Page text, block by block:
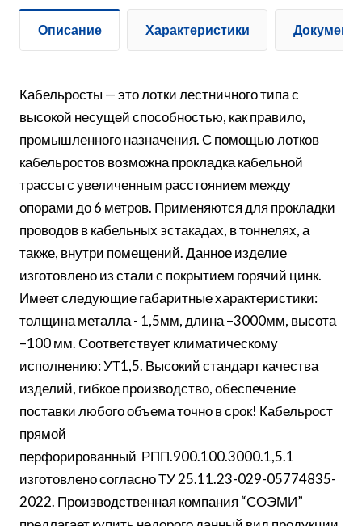
Описание Характеристики
Кабельросты — это лотки лестничного типа с
высокой несущей способностью, как правило,
промышленного назначения. С помощью лотков
кабельростов возможна прокладка кабельной
трассы с увеличенным расстоянием между
опорами до 6 метров. Применяются для прокладки
проводов в кабельных эстакадах, в тоннелях, а
также, внутри помещений. Данное изделие
изготовлено из стали с покрытием горячий цинк.
Имеет следующие габаритные характеристики:
толщина металла - 1,5мм, длина –3000мм, высота
–100 мм. Соответствует климатическому
исполнению: УТ1,5. Высокий стандарт качества
изделий, гибкое производство, обеспечение
поставки любого объема точно в срок! Кабельрост
прямой
перфорированный РПП.900.100.3000.1,5.1
изготовлено согласно ТУ 25.11.23-029-05774835-
2022. Производственная компания “СОЭМИ”